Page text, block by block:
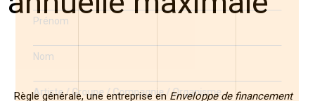
Règle générale, une entreprise en Enveloppe de financement
Prénom
Nom
Artiste / Groupe / Compagnie / Organisme